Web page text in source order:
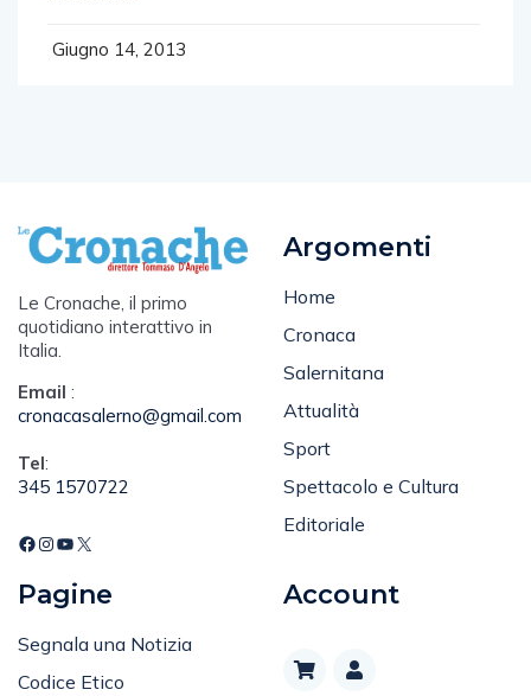
Giugno 14, 2013
Le Cronache, il primo
quotidiano interattivo in
Italia.
Email :
cronacasalerno@gmail.com
Tel:
345 1570722
Argomenti
Home
Cronaca
Salernitana
Attualità
Sport
Spettacolo e Cultura
Editoriale
Pagine
Segnala una Notizia
Codice Etico
Account